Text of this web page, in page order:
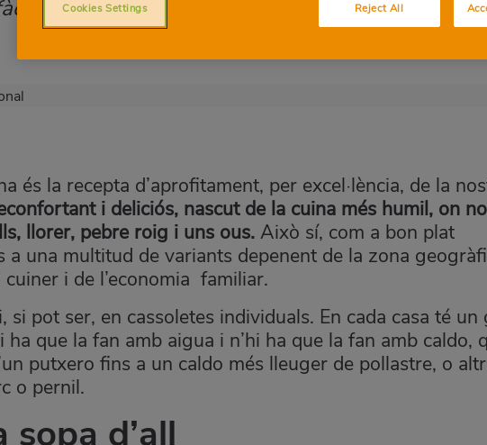
és la recepta d’aprofitament, per excel·lència, de la
i deliciós, nascut de la cuina més humil, on
llorer, pebre roig i uns ous. Això sí, com a bon plat
a una multitud de variants depenent de la zona
i de l’economia familiar.
si pot ser, en cassoletes individuals. En cada casa té un
ha que la fan amb aigua i n’hi ha que la fan amb caldo,
putxero fins a un caldo més lleuger de pollastre, o
o pernil.
sopa d’all
Reject All
Cookies Settings